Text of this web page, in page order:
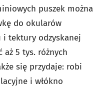
puszek można
do okularów
i tektury odzyskanej
aż 5 tys. różnych
się przydaje: robi
i włókno